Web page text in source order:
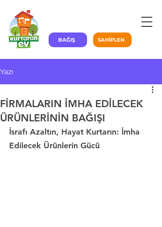
BAĞIŞ SAHİPLEN
Yazı
FİRMALARIN İMHA EDİLECEK
ÜRÜNLERİNİN BAĞIŞI
İsrafı Azaltın, Hayat Kurtarın: İmha
Edilecek Ürünlerin Gücü